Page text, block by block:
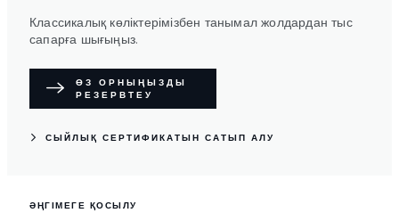
Классикалық көліктерімізбен танымал жолдардан тыс
сапарға шығыңыз.
ӨЗ ОРНЫҢЫЗДЫ
РЕЗЕРВТЕУ
СЫЙЛЫҚ СЕРТИФИКАТЫН САТЫП АЛУ
ӘҢГІМЕГЕ ҚОСЫЛУ